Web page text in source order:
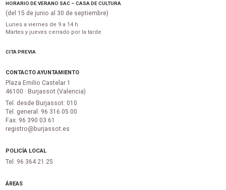
HORARIO DE VERANO SAC – CASA DE CULTURA
(del 15 de junio al 30 de septiembre)
Lunes a viernes de 9 a 14 h
Martes y jueves cerrado por la tarde
CITA PREVIA
CONTACTO AYUNTAMIENTO
Plaza Emilio Castelar 1
46100 · Burjassot (Valencia)
Tel. desde Burjassot: 010
Tel. general: 96 316 05 00
Fax. 96 390 03 61
registro@burjassot.es
POLICÍA LOCAL
Tel. 96 364 21 25
ÁREAS